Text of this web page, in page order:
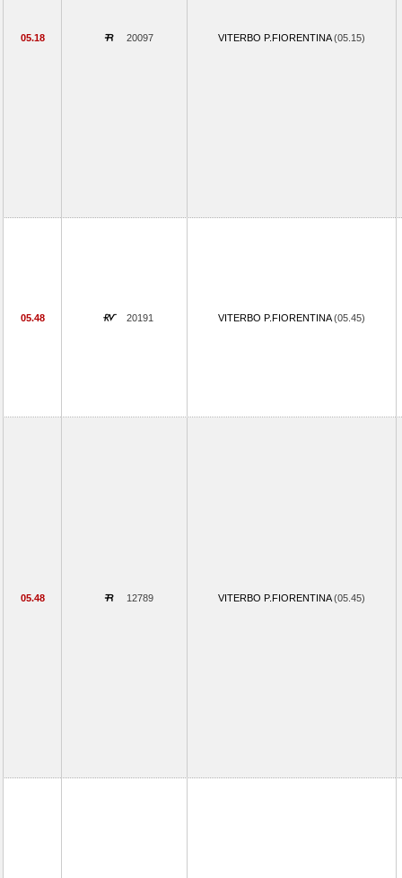
05.18 20097 VITERBO P.FIORENTINA(05.15)
05.48 20191 VITERBO P.FIORENTINA(05.45)
05.48 12789 VITERBO P.FIORENTINA(05.45)